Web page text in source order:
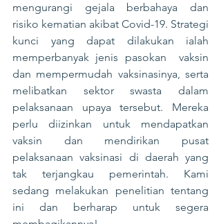
mengurangi gejala berbahaya dan
risiko kematian akibat Covid-19. Strategi
kunci yang dapat dilakukan ialah
memperbanyak jenis pasokan  vaksin
dan mempermudah vaksinasinya, serta
melibatkan sektor swasta dalam
pelaksanaan upaya tersebut. Mereka
perlu diizinkan untuk mendapatkan
vaksin dan mendirikan pusat
pelaksanaan vaksinasi di daerah yang
tak terjangkau pemerintah. Kami
sedang melakukan penelitian tentang
ini dan berharap untuk segera